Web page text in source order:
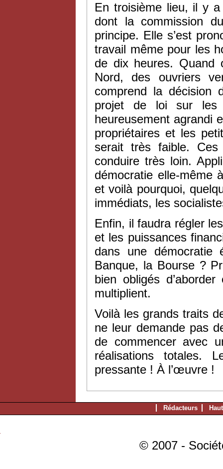
En troisième lieu, il y
dont la commission
principe. Elle s’est
travail même pour les
de dix heures. Quand
Nord, des ouvriers
comprend la décision
projet de loi sur les
heureusement agrandi
propriétaires et les
serait très faible.
conduire très loin.
démocratie elle-même
et voilà pourquoi,
immédiats, les
Enfin, il faudra régler
et les puissances
dans une
Banque, la Bourse ?
bien obligés
multiplient.
Voilà les grands traits
ne leur demande pas
de commencer avec
réalisations totales.
pressante ! À l’œuvre !
Rédacteurs
© 2007 -